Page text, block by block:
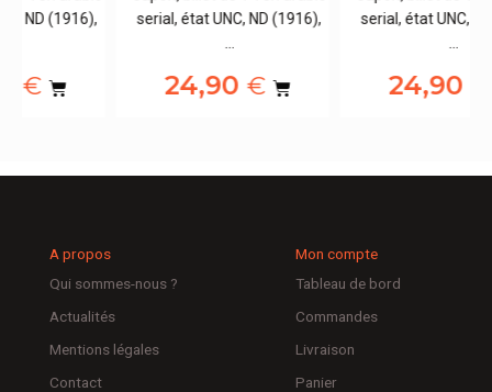
serial, état UNC, ND (1916),
€
serial, état UNC, ND (1916),
€
A propos
Qui sommes-nous ?
Actualités
Mentions légales
Contact
Mon compte
Tableau de bord
Commandes
Livraison
Panier